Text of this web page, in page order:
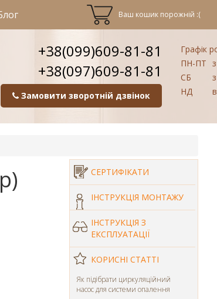
Ваш кошик порожній :(
+38(099)609-81-81
+38(097)609-81-81
Замовити зворотній дзвінок
Графік
ПН-ПТ
СБ
НД
СЕРТИФІКАТИ
ІНСТРУКЦІЯ МОНТАЖУ
ІНСТРУКЦІЯ З
ЕКСПЛУАТАЦІЇ
КОРИСНІ СТАТТІ
Як підібрати циркуляційний
насос для системи опалення